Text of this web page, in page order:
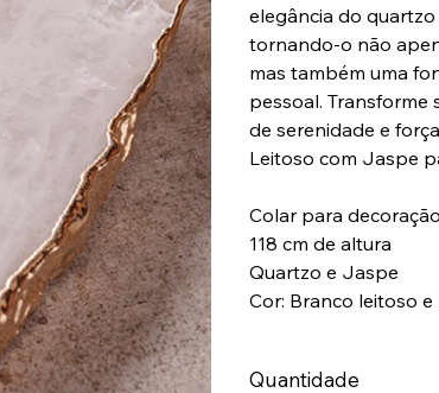
elegância do
tornando-o não
mas também uma
pessoal. Transforme
de serenidade e
Leitoso com Jaspe
Colar para decoração
118 cm de altura
Quartzo e Jaspe
Cor: Branco leitoso
Quantidade